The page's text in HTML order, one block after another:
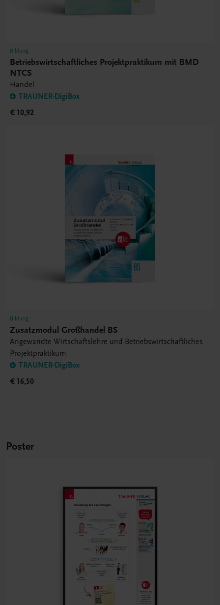
Bildung
Betriebswirtschaftliches Projektpraktikum mit BMD
NTCS
Handel
TRAUNER-DigiBox
€ 10,92
Bildung
Zusatzmodul Großhandel BS
Angewandte Wirtschaftslehre und Betriebswirtschaftliches
Projektpraktikum
TRAUNER-DigiBox
€ 16,50
Poster